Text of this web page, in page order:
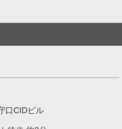
口CIDビル